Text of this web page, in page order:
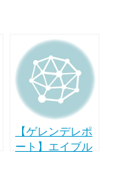
【ゲレンデレポ
ート】エイブル